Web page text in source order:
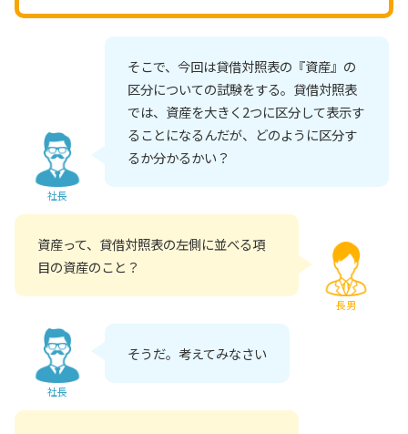
社長
そこで、今回は貸借対照表の『資産』の
区分についての試験をする。貸借対照表
では、資産を大きく2つに区分して表示す
ることになるんだが、どのように区分す
るか分かるかい？
資産って、貸借対照表の左側に並べる項
目の資産のこと？
長男
社長
そうだ。考えてみなさい